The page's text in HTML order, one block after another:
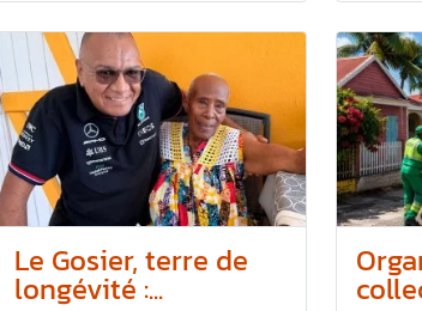
Le Gosier, terre de
longévité :...